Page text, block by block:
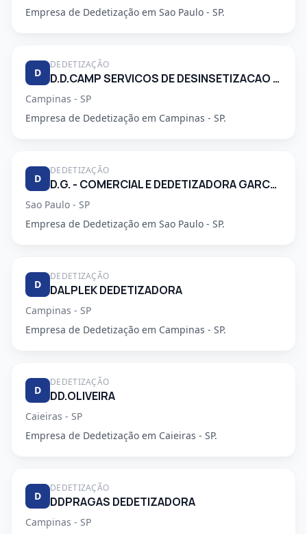
Empresa de Dedetização em Sao Paulo - SP.
D
DEDETIZAÇÃO
D.D.CAMP SERVICOS DE DESINSETIZACAO LTDA.
Campinas - SP
Empresa de Dedetização em Campinas - SP.
D
DEDETIZAÇÃO
D.G. - COMERCIAL E DEDETIZADORA GARCA LTDA
Sao Paulo - SP
Empresa de Dedetização em Sao Paulo - SP.
D
DEDETIZAÇÃO
DALPLEK DEDETIZADORA
Campinas - SP
Empresa de Dedetização em Campinas - SP.
D
DEDETIZAÇÃO
DD.OLIVEIRA
Caieiras - SP
Empresa de Dedetização em Caieiras - SP.
D
DEDETIZAÇÃO
DDPRAGAS DEDETIZADORA
Campinas - SP